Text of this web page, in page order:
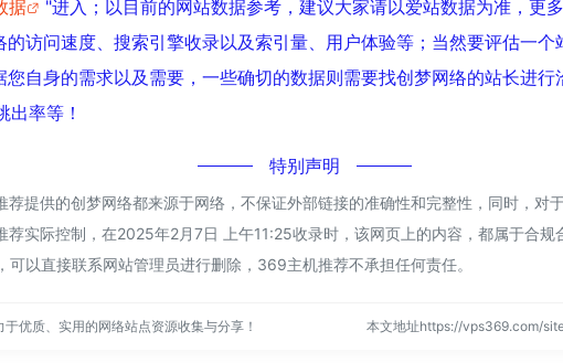
据
"进入；以目前的网站数据参考，建议大家请以爱站数据为准，更
的访问速度、搜索引擎收录以及索引量、用户体验等；当然要评估一个
您自身的需求以及需要，一些确切的数据则需要找创梦网络的站长进行
出率等！
特别声明
提供的创梦网络都来源于网络，不保证外部链接的准确性和完整性，同时，对
荐实际控制，在2025年2月7日 上午11:25收录时，该网页上的内容，都属于合规
可以直接联系网站管理员进行删除，369主机推荐不承担任何责任。
优质、实用的网络站点资源收集与分享！ 本文地址https://vps369.com/